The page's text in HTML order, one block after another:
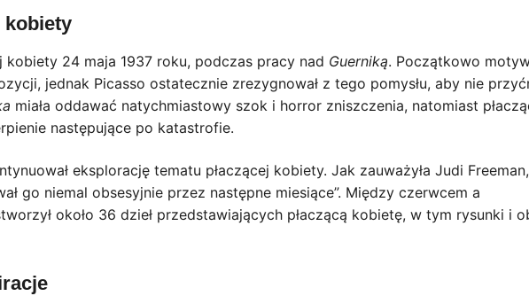
kobiety
kobiety 24 maja 1937 roku, podczas pracy nad Guerniką. Początkowo
jednak Picasso ostatecznie zrezygnował z tego pomysłu, aby nie
miała oddawać natychmiastowy szok i horror zniszczenia, natomiast
następujące po katastrofie.
eksplorację tematu płaczącej kobiety. Jak zauważyła Judi Freeman,
go niemal obsesyjnie przez następne miesiące”. Między czerwcem a
około 36 dzieł przedstawiających płaczącą kobietę, w tym rysunki i